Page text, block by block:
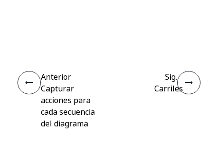
Anterior
Capturar
acciones para
cada secuencia
del diagrama
Sig.
Carriles